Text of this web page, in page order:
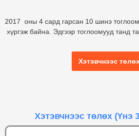
2017 оны 4 сард гарсан 10 шинэ
хүргэж байна. Эдгээр тоглоомууд танд
Хэтэвчнээс
Хэтэвчнээс төлөх (Үнэ